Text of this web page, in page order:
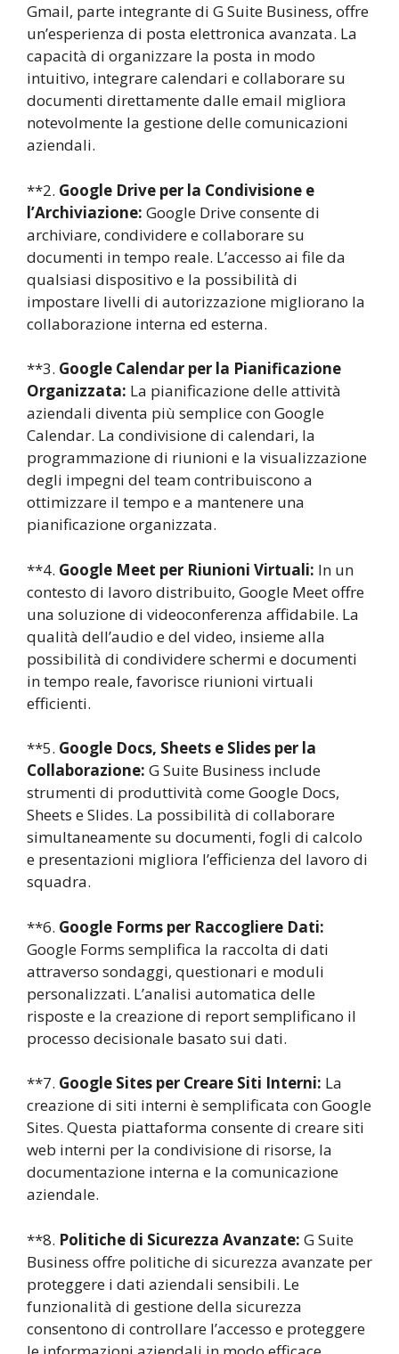
Gmail, parte integrante di G Suite Business, offre
un’esperienza di posta elettronica avanzata. La
capacità di organizzare la posta in modo
intuitivo, integrare calendari e collaborare su
documenti direttamente dalle email migliora
notevolmente la gestione delle comunicazioni
aziendali.
**2. Google Drive per la Condivisione e
l’Archiviazione: Google Drive consente di
archiviare, condividere e collaborare su
documenti in tempo reale. L’accesso ai file da
qualsiasi dispositivo e la possibilità di
impostare livelli di autorizzazione migliorano la
collaborazione interna ed esterna.
**3. Google Calendar per la Pianificazione
Organizzata: La pianificazione delle attività
aziendali diventa più semplice con Google
Calendar. La condivisione di calendari, la
programmazione di riunioni e la visualizzazione
degli impegni del team contribuiscono a
ottimizzare il tempo e a mantenere una
pianificazione organizzata.
**4. Google Meet per Riunioni Virtuali: In un
contesto di lavoro distribuito, Google Meet offre
una soluzione di videoconferenza affidabile. La
qualità dell’audio e del video, insieme alla
possibilità di condividere schermi e documenti
in tempo reale, favorisce riunioni virtuali
efficienti.
**5. Google Docs, Sheets e Slides per la
Collaborazione: G Suite Business include
strumenti di produttività come Google Docs,
Sheets e Slides. La possibilità di collaborare
simultaneamente su documenti, fogli di calcolo
e presentazioni migliora l’efficienza del lavoro di
squadra.
**6. Google Forms per Raccogliere Dati:
Google Forms semplifica la raccolta di dati
attraverso sondaggi, questionari e moduli
personalizzati. L’analisi automatica delle
risposte e la creazione di report semplificano il
processo decisionale basato sui dati.
**7. Google Sites per Creare Siti Interni: La
creazione di siti interni è semplificata con Google
Sites. Questa piattaforma consente di creare siti
web interni per la condivisione di risorse, la
documentazione interna e la comunicazione
aziendale.
**8. Politiche di Sicurezza Avanzate: G Suite
Business offre politiche di sicurezza avanzate per
proteggere i dati aziendali sensibili. Le
funzionalità di gestione della sicurezza
consentono di controllare l’accesso e proteggere